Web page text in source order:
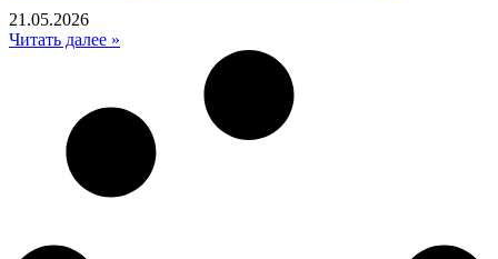
21.05.2026
Читать далее »